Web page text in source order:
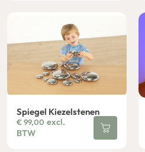
Spiegel Kiezelstenen
€99,00 excl.
BTW